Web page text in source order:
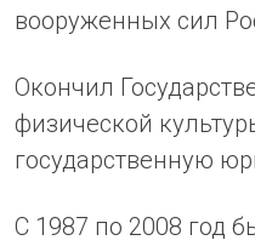
вооруженных сил
Окончил
физической
государственную
С 1987 по 2008 год